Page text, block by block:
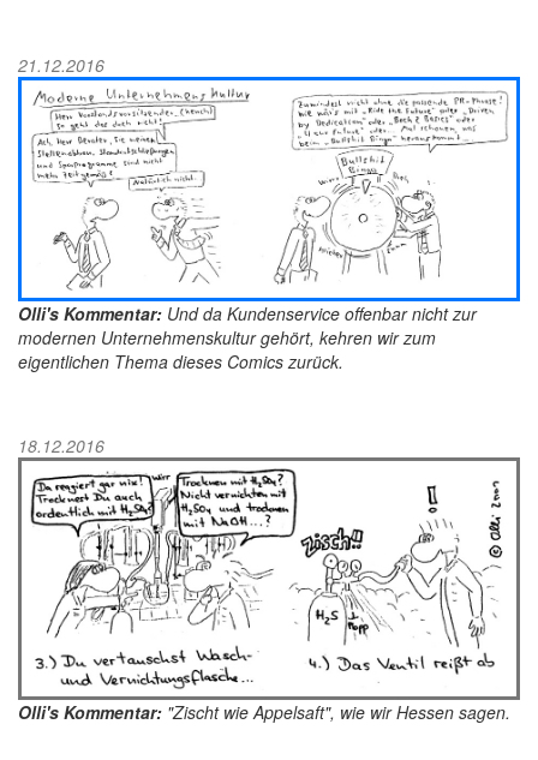
21.12.2016
Olli's Kommentar: Und da Kundenservice offenbar nicht zur
modernen Unternehmenskultur gehört, kehren wir zum
eigentlichen Thema dieses Comics zurück.
18.12.2016
Olli's Kommentar: "Zischt wie Appelsaft", wie wir Hessen sagen.